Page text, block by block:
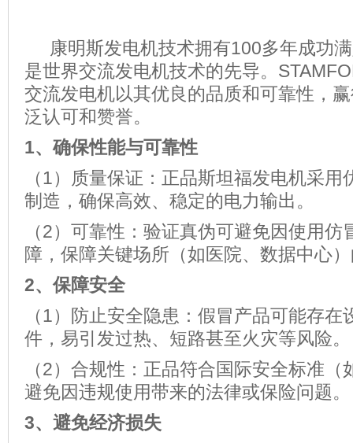
康明斯发电机技术拥有100多年成功
是世界交流发电机技术的先导。
交流发电机以其优良的品质和可靠性，
泛认可和赞誉。
1、确保性能与可靠性
（1）质量保证：正品斯坦福发电机采
制造，确保高效、稳定的电力输出。
（2）可靠性：验证真伪可避免因使用仿
障，保障关键场所（如医院、数据中心
2、 保障安全
（1）防止安全隐患：假冒产品可能存在
件，易引发过热、短路甚至火灾等风险。
（2）合规性：正品符合国际安全标准
避免因违规使用带来的法律或保险问题。
3、 避免经济损失